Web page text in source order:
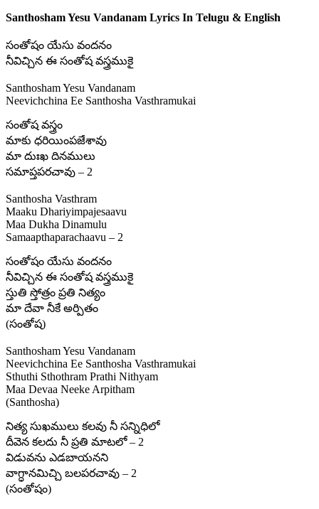
Santhosham Yesu Vandanam Lyrics In Telugu & English
సంతోషం యేసు వందనం
నీవిచ్చిన ఈ సంతోష వస్త్రముకై
Santhosham Yesu Vandanam
Neevichchina Ee Santhosha Vasthramukai
సంతోష వస్త్రం
మాకు ధరియింపజేశావు
మా దుఃఖ దినములు
సమాప్తపరచావు – 2
Santhosha Vasthram
Maaku Dhariyimpajesaavu
Maa Dukha Dinamulu
Samaapthaparachaavu – 2
సంతోషం యేసు వందనం
నీవిచ్చిన ఈ సంతోష వస్త్రముకై
స్తుతి స్తోత్రం ప్రతి నిత్యం
మా దేవా నీకే అర్పితం
(సంతోష)
Santhosham Yesu Vandanam
Neevichchina Ee Santhosha Vasthramukai
Sthuthi Sthothram Prathi Nithyam
Maa Devaa Neeke Arpitham
(Santhosha)
నిత్య సుఖములు కలవు నీ సన్నిధిలో
దీవెన కలదు నీ ప్రతి మాటలో – 2
విడువను ఎడబాయనని
వాగ్ధానమిచ్చి బలపరచావు – 2
(సంతోషం)